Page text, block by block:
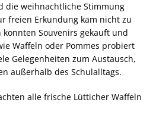
die weihnachtliche Stimmung
freien Erkundung kam nicht zu
Souvenirs gekauft und
Waffeln oder Pommes probiert
Gelegenheiten zum Austausch,
außerhalb des Schulalltags.
alle frische Lütticher Waffeln